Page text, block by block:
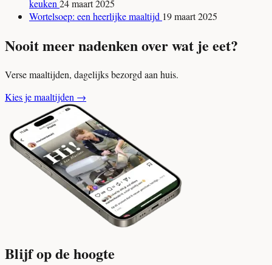
keuken24 maart 2025
Wortelsoep: een heerlijke maaltijd 19 maart 2025
Nooit meer nadenken over wat je eet?
Verse maaltijden, dagelijks bezorgd aan huis.
Kies je maaltijden →
Blijf op de hoogte